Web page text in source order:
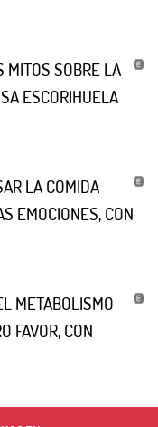
MITOS SOBRE LA
ESCORIHUELA
LA COMIDA
EMOCIONES, CON
METABOLISMO
FAVOR, CON